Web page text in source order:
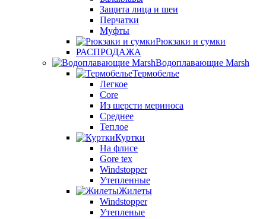
Защита лица и шеи
Перчатки
Муфты
Рюкзаки и сумки
РАСПРОДАЖА
Водоплавающие Marsh
Термобелье
Легкое
Core
Из шерсти мериноса
Среднее
Теплое
Куртки
На флисе
Gore tex
Windstopper
Утепленные
Жилеты
Windstopper
Утепленые